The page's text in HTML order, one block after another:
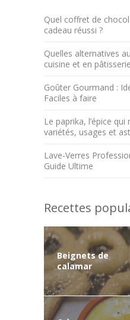
Quel coffret de
cadeau réussi ?
Quelles alternatives
cuisine et en
Goûter Gourmand :
Faciles à faire
Le paprika, l’épice
variétés, usages et
Lave-Verres
Guide Ultime
Recettes
Beignets de
calamar